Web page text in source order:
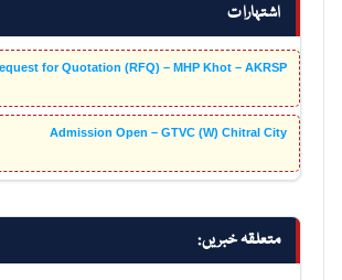
اشتہارات
for Quotation (RFQ) – MHP Khot – AKRSP
Admission Open – GTVC (W) Chitral City
متعلقہ خبریں: